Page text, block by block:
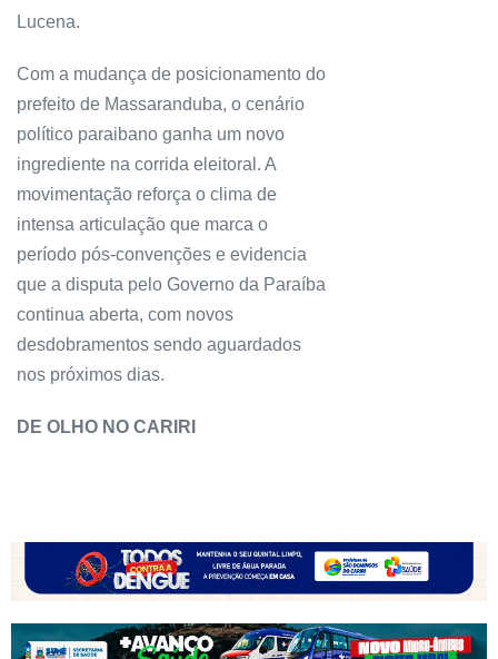
Lucena.
Com a mudança de posicionamento do
prefeito de Massaranduba, o cenário
político paraibano ganha um novo
ingrediente na corrida eleitoral. A
movimentação reforça o clima de
intensa articulação que marca o
período pós-convenções e evidencia
que a disputa pelo Governo da Paraíba
continua aberta, com novos
desdobramentos sendo aguardados
nos próximos dias.
DE OLHO NO CARIRI